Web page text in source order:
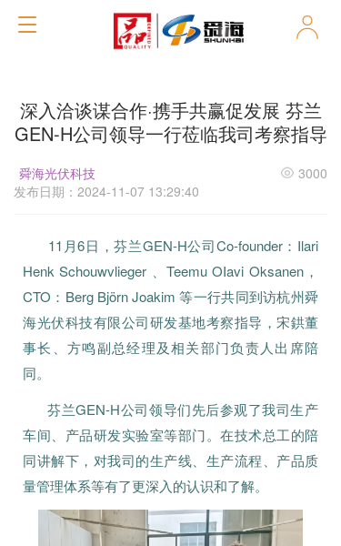
T
e
n
v
i
o
n
深入洽谈谋合作·携手共赢促发展 芬兰
GEN-H公司领导一行莅临我司考察指导
舜海光伏科技
发布日期：2024-11-07 13:29:40
3000
11月6日，芬兰GEN-H公司Co-founder：Ilari
Henk Schouwvlieger 、Teemu OIavi Oksanen，
CTO：Berg Björn Joakim 等一行共同到访杭州舜
海光伏科技有限公司研发基地考察指导，宋鉷董
事长、方鸣副总经理及相关部门负责人出席陪
同。
芬兰GEN-H公司领导们先后参观了我司生产
车间、产品研发实验室等部门。在技术总工的陪
同讲解下，对我司的生产线、生产流程、产品质
量管理体系等有了更深入的认识和了解。